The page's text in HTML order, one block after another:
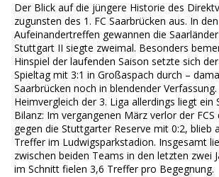
Der Blick auf die jüngere Historie des
zugunsten des 1. FC Saarbrücken aus. In
Aufeinandertreffen gewannen die
Stuttgart II siegte zweimal. Besonders
Hinspiel der laufenden Saison setzte sich der
Spieltag mit 3:1 in Großaspach durch –
Saarbrücken noch in blendender
Heimvergleich der 3. Liga allerdings liegt ein
Bilanz: Im vergangenen März verlor der FCS
gegen die Stuttgarter Reserve mit 0:2, blieb
Treffer im Ludwigsparkstadion. Insgesamt
zwischen beiden Teams in den letzten zwei
im Schnitt fielen 3,6 Treffer pro Begegnung.